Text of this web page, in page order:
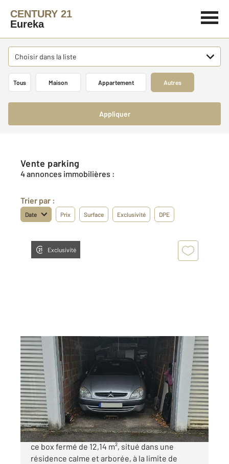
CENTURY 21
Eureka
Choisir dans la liste
Tous Maison Appartement Autres
Appliquer
Vente parking
4 annonces immobilières :
Trier par :
Date Prix Surface Exclusivité DPE
Exclusivité
ANTONY 92
12,15 m 2
Ref : 10060
Parking à vendre
24 000 €
CENTURY 21 Eureka vous propose à la vente
ce box fermé de 12,14 m², situé dans une
résidence calme et arborée, à la limite de